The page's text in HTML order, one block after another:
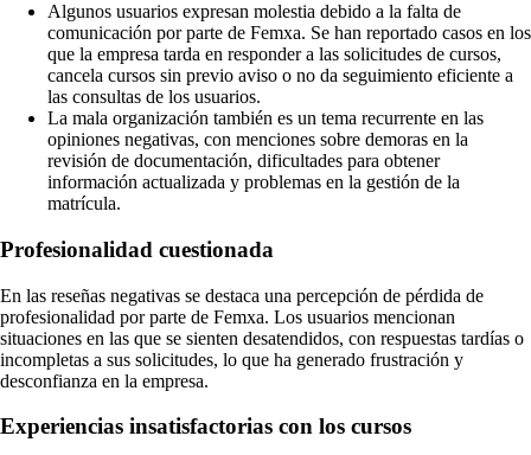
Algunos usuarios expresan molestia debido a la falta de
comunicación por parte de Femxa. Se han reportado casos en los
que la empresa tarda en responder a las solicitudes de cursos,
cancela cursos sin previo aviso o no da seguimiento eficiente a
las consultas de los usuarios.
La mala organización también es un tema recurrente en las
opiniones negativas, con menciones sobre demoras en la
revisión de documentación, dificultades para obtener
información actualizada y problemas en la gestión de la
matrícula.
Profesionalidad cuestionada
En las reseñas negativas se destaca una percepción de pérdida de
profesionalidad por parte de Femxa. Los usuarios mencionan
situaciones en las que se sienten desatendidos, con respuestas tardías o
incompletas a sus solicitudes, lo que ha generado frustración y
desconfianza en la empresa.
Experiencias insatisfactorias con los cursos